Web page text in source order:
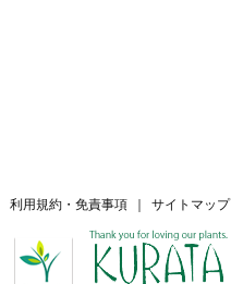
サイトマップ
利用規約・免責事項